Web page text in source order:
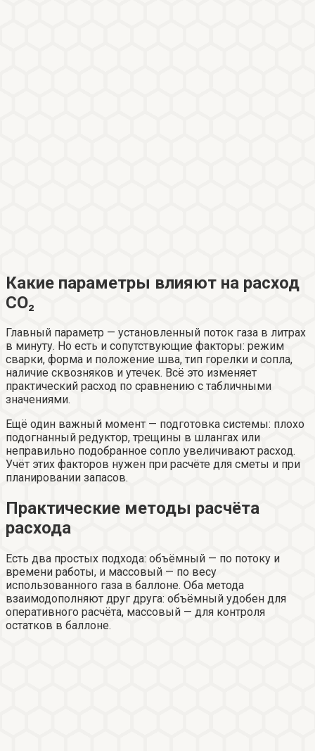
Какие параметры влияют на расход
CO₂
Главный параметр — установленный поток газа в литрах
в минуту. Но есть и сопутствующие факторы: режим
сварки, форма и положение шва, тип горелки и сопла,
наличие сквозняков и утечек. Всё это изменяет
практический расход по сравнению с табличными
значениями.
Ещё один важный момент — подготовка системы: плохо
подогнанный редуктор, трещины в шлангах или
неправильно подобранное сопло увеличивают расход.
Учёт этих факторов нужен при расчёте для сметы и при
планировании запасов.
Практические методы расчёта
расхода
Есть два простых подхода: объёмный — по потоку и
времени работы, и массовый — по весу
использованного газа в баллоне. Оба метода
взаимодополняют друг друга: объёмный удобен для
оперативного расчёта, массовый — для контроля
остатков в баллоне.